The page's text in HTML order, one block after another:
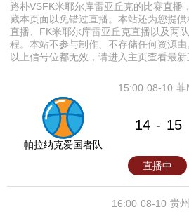
路朴VSFK米耶尔库雷亚丘克的比赛直播
藏本页面以免错过直播。本站还为您提
直播、FK米耶尔库雷亚丘克直播以及两
程。本站不参与制作、不存储任何资源
以上信号位都无效，请进入主页查看最新
08-10
15:00 菲
帕拉纳克爱国者队
14 - 15
直播中
08-10
16:00 贵